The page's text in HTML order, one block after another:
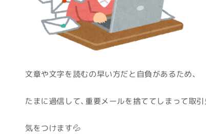
文章や文字を読むの早い方だと自負があるため、
たまに過信して、重要メールを捨ててしまって取
気をつけます💦